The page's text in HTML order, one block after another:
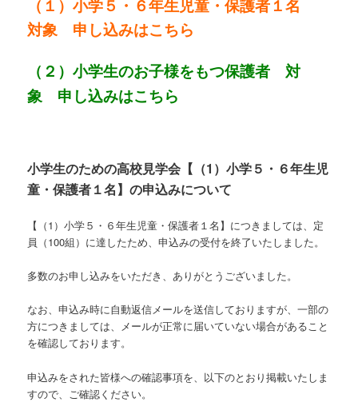
（１）小学５・６年生児童・保護者１名
対象 申し込みはこちら
（２）小学生のお子様をもつ保護者 対
象 申し込みはこちら
小学生のための高校見学会【（1）小学５・６年生児
童・保護者１名】の申込みについて
【（1）小学５・６年生児童・保護者１名】につきましては、定
員（100組）に達したため、申込みの受付を終了いたしました。
多数のお申し込みをいただき、ありがとうございました。
なお、申込み時に自動返信メールを送信しておりますが、一部の
方につきましては、メールが正常に届いていない場合があること
を確認しております。
申込みをされた皆様への確認事項を、以下のとおり掲載いたしま
すので、ご確認ください。